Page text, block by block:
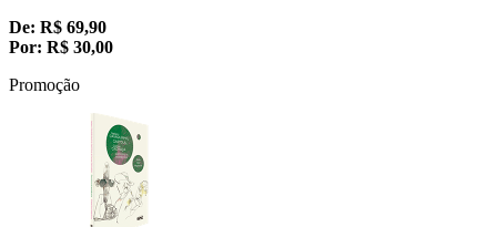
De: R$ 69,90
Por: R$ 30,00
Promoção